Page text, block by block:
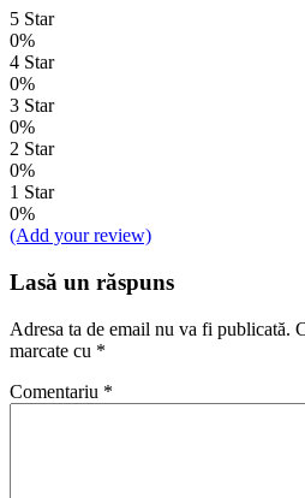
5 Star
0%
4 Star
0%
3 Star
0%
2 Star
0%
1 Star
0%
(Add your review)
Lasă un răspuns
Adresa ta de email nu va fi publicată.
marcate cu *
Comentariu *